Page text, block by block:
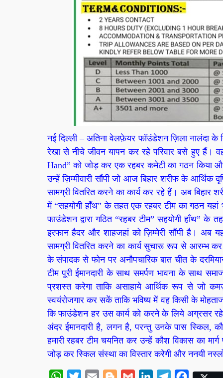
नई दिल्ली – अतिना वेलफ़ेयर फॉउंडेशन ज़िला नालंदा के
रेखा से नीचे जीवन यापन कर रहे परिवार बसे हुए हैं।
Hand” को जोड़ कर एक रहबर कमेटी का गठन किया
उन्हें ज़िम्मीवारी सौंपी जो आज बिहार शरीफ के आर्थिक
सामग्री वितरित करने का कार्य कर रहे हैं। अब बिहार
में “सहयोगी हाँथ” के तहत एक रहबर टीम का गठन यहां
फाउंडेशन द्वारा गठित “रहबर टीम” सहयोगी हाँथ”
इरफान हैदर और शाहजहां को ज़िम्मेरी सौंपी है। अब
सामग्री वितरित करने का कार्य सुचारू रूप से आरम्भ
के संपादक से फोन पर अनौपचारिक बात चीत के
टीम पूरी ईमानदारी के साथ समर्पण भावना के साथ
प्रशस्त करेगा ताकि असाहाये आर्थिक रूप से जो
स्वयंरोजगार कर सकें ताकि भविष्य में वह किसी के
कि फाउंडेशन हर उस कार्य को करने के लिये अग्रसर
अंदर ईमानदारी है, लगन है, परन्तु उनके पास स्किल,
हमारी रहबर टीम चयनित कर उन्हें कौश विकास का
जोड़ कर स्किल संस्था का विस्तार करेगी और ननयी
WhatsApp
Twitter Email BloggerGmail LinkedInTelegramFacebook